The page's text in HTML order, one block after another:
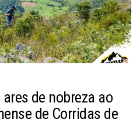
de nobreza ao
de Corridas de